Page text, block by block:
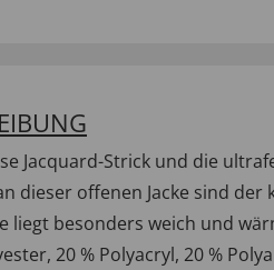
Jacquard-Strick und die
dieser offenen Jacke sind
liegt besonders weich und
20 % Polyacryl, 20 %